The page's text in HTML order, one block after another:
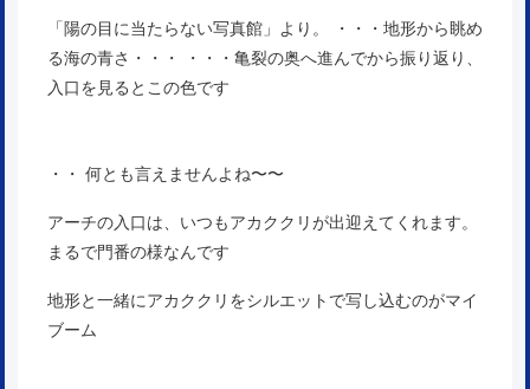
「陽の目に当たらない写真館」より。 ・・・地形から眺め
る海の青さ・・・ ・・・亀裂の奥へ進んでから振り返り、
入口を見るとこの色です
・・ 何とも言えませんよね〜〜
アーチの入口は、いつもアカククリが出迎えてくれます。
まるで門番の様なんです
地形と一緒にアカククリをシルエットで写し込むのがマイ
ブーム